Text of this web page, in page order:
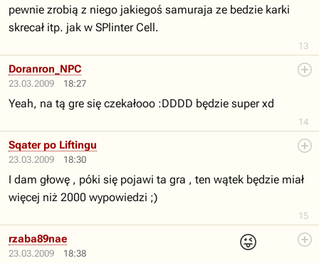
13
pewnie zrobią z niego jakiegoś samuraja ze bedzie karki
skrecał itp. jak w SPlinter Cell.
23.03.2009 18:27
14
Doranron_NPC
Yeah, na tą gre się czekałooo :DDDD będzie super xd
23.03.2009 18:30
15
Sqater po Liftingu
I dam głowę , póki się pojawi ta gra , ten wątek będzie miał
więcej niż 2000 wypowiedzi ;)
23.03.2009 18:38
😜
rzaba89nae